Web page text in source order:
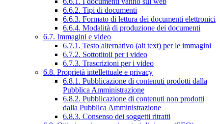
6.6.2. Tipi di documenti
6.6.3. Formato di lettura dei documenti elettronici
6.6.4. Modalità di produzione dei documenti
6.7. Immagini e video
6.7.1. Testo alternativo (alt text) per le immagini
6.7.2. Sottotitoli per i video
6.7.3. Trascrizioni per i video
6.8. Proprietà intellettuale e privacy
6.8.1. Pubblicazione di contenuti prodotti dalla
Pubblica Amministrazione
6.8.2. Pubblicazione di contenuti non prodotti
dalla Pubblica Amministrazione
6.8.3. Consenso dei soggetti ritratti